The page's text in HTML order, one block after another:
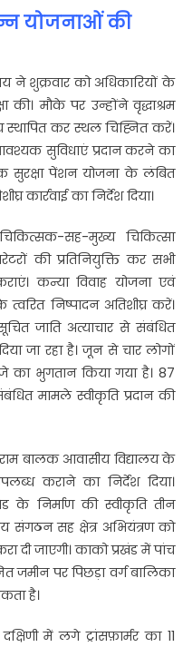
योजनाओं की
ने शुक्रवार को अधिकारियों के
मौके पर उन्होंने वृद्धाश्रम
स्थापित कर स्थल चिह्नित करें।
सुविधाएं प्रदान करने का
सुरक्षा पेंशन योजना के लंबित
कार्रवाई का निर्देश दिया।
सह-मुख्य चिकित्सा
की प्रतिनियुक्ति कर सभी
कन्या विवाह योजना एवं
निष्पादन अतिशीघ्र करें।
जाति अत्याचार से संबंधित
जा रहा है। जून से चार लोगों
का भुगतान किया गया है। 87
मामले स्वीकृति प्रदान की
बालक आवासीय विद्यालय के
कराने का निर्देश दिया।
के निर्माण की स्वीकृति तीन
संगठन सह क्षेत्र अभियंत्रण को
दी जाएगी। काको प्रखंड में पांच
जमीन पर पिछड़ा वर्ग बालिका
है।
में लगे ट्रांसफ़ार्मर का 11